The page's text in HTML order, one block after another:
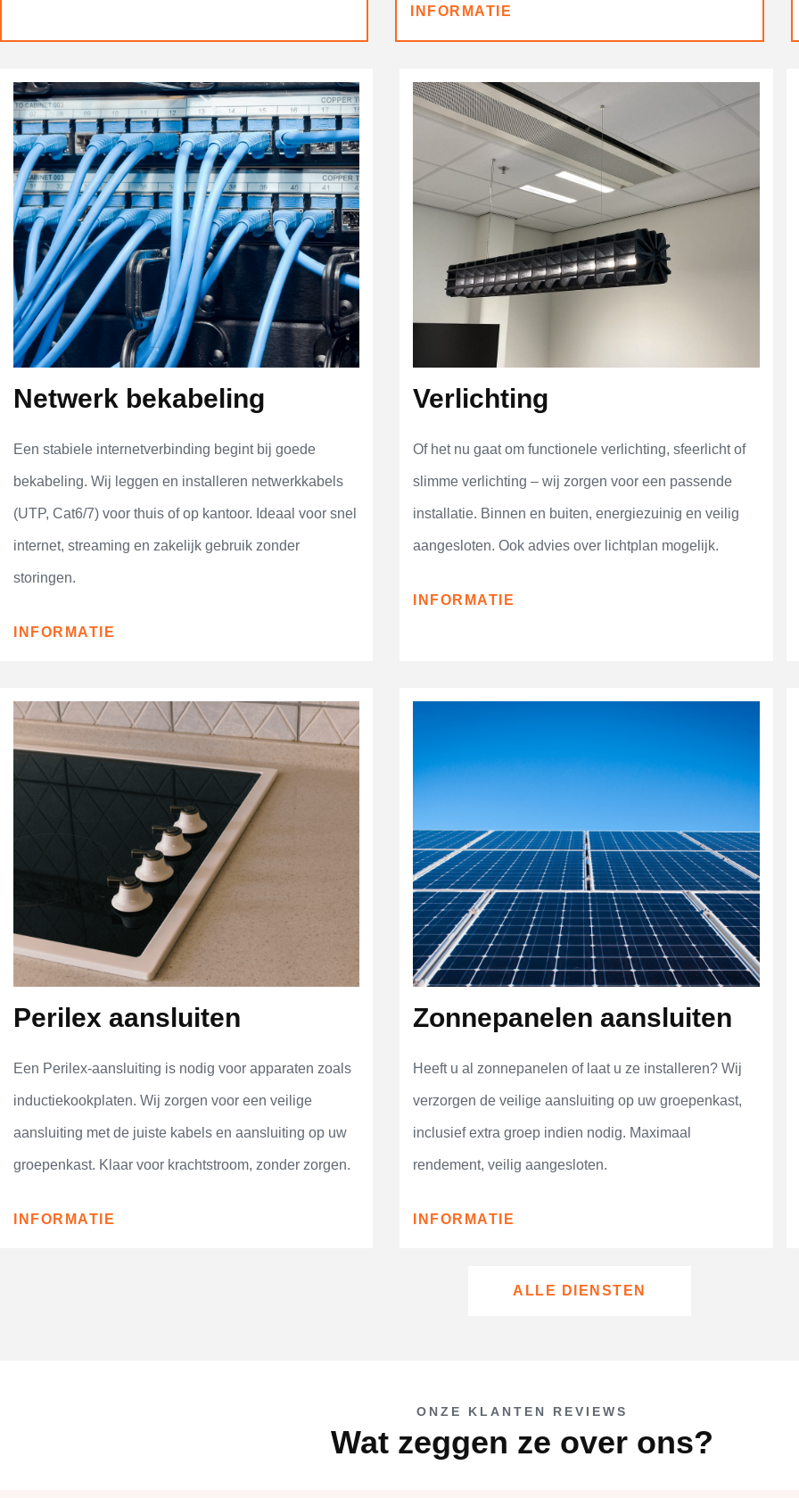
INFORMATIE
Netwerk bekabeling
Een stabiele internetverbinding begint bij goede
bekabeling. Wij leggen en installeren netwerkkabels
(UTP, Cat6/7) voor thuis of op kantoor. Ideaal voor snel
internet, streaming en zakelijk gebruik zonder
storingen.
INFORMATIE
Verlichting
Of het nu gaat om functionele verlichting, sfeerlicht of
slimme verlichting – wij zorgen voor een passende
installatie. Binnen en buiten, energiezuinig en veilig
aangesloten. Ook advies over lichtplan mogelijk.
INFORMATIE
Perilex aansluiten
Een Perilex-aansluiting is nodig voor apparaten zoals
inductiekookplaten. Wij zorgen voor een veilige
aansluiting met de juiste kabels en aansluiting op uw
groepenkast. Klaar voor krachtstroom, zonder zorgen.
INFORMATIE
Zonnepanelen aansluiten
Heeft u al zonnepanelen of laat u ze installeren? Wij
verzorgen de veilige aansluiting op uw groepenkast,
inclusief extra groep indien nodig. Maximaal
rendement, veilig aangesloten.
INFORMATIE
ALLE DIENSTEN
ONZE KLANTEN REVIEWS
Wat zeggen ze over ons?